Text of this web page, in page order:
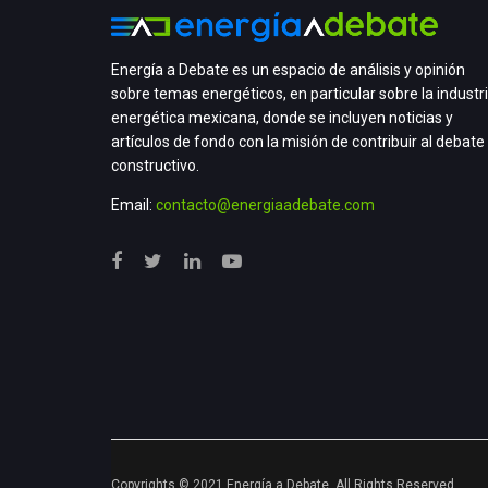
Energía a Debate es un espacio de análisis y opinión
sobre temas energéticos, en particular sobre la
energética mexicana, donde se incluyen noticias y
artículos de fondo con la misión de contribuir al debate
constructivo.
Email: contacto@energiaadebate.com
Copyrights © 2021 Energía a Debate. All Rights Reserved.